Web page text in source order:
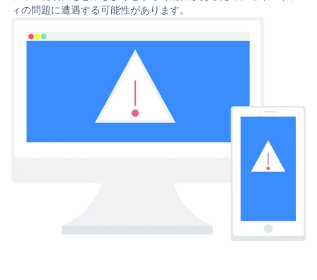
ィの問題に遭遇する可能性があります。